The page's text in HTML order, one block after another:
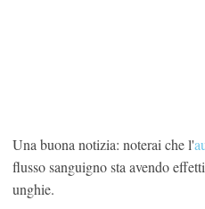
Una buona notizia: noterai che l'
flusso sanguigno sta avendo
unghie.